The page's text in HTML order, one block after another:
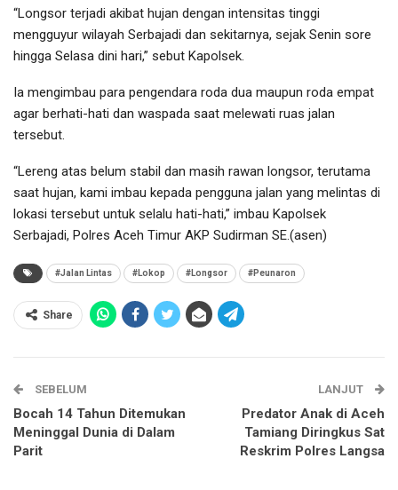
“Longsor terjadi akibat hujan dengan intensitas tinggi
mengguyur wilayah Serbajadi dan sekitarnya, sejak Senin sore
hingga Selasa dini hari,” sebut Kapolsek.
Ia mengimbau para pengendara roda dua maupun roda empat
agar berhati-hati dan waspada saat melewati ruas jalan
tersebut.
“Lereng atas belum stabil dan masih rawan longsor, terutama
saat hujan, kami imbau kepada pengguna jalan yang melintas di
lokasi tersebut untuk selalu hati-hati,” imbau Kapolsek
Serbajadi, Polres Aceh Timur AKP Sudirman SE.(asen)
#Jalan Lintas #Lokop #Longsor #Peunaron
Share
SEBELUM
Bocah 14 Tahun Ditemukan
Meninggal Dunia di Dalam
Parit
LANJUT
Predator Anak di Aceh
Tamiang Diringkus Sat
Reskrim Polres Langsa